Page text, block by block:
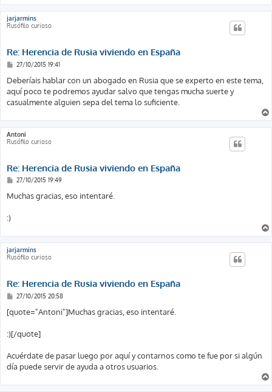
jarjarmins
Rusófilo curioso
Re: Herencia de Rusia viviendo en España
M
n
s
a
j
e
27/10/2015 19:41
Deberíais hablar con un abogado en Rusia que se experto en este tema,
aquí poco te podremos ayudar salvo que tengas mucha suerte y
casualmente alguien sepa del tema lo suficiente.
Antoni
Rusófilo curioso
Re: Herencia de Rusia viviendo en España
M
n
s
27/10/2015 19:49
Muchas gracias, eso intentaré.
:)
jarjarmins
Rusófilo curioso
Re: Herencia de Rusia viviendo en España
M
n
s
e
27/10/2015 20:58
[quote="Antoni"]Muchas gracias, eso intentaré.
:)[/quote]
Acuérdate de pasar luego por aquí y contarnos como te fue por si algún
día puede servir de ayuda a otros usuarios.